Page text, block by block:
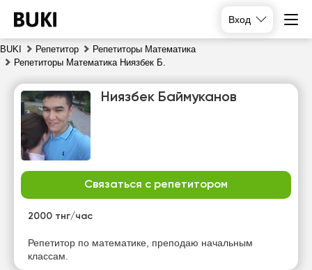
Вход
BUKI Репетитор
Репетиторы Математика
Репетиторы Математика Ниязбек Б.
Ниязбек Баймуканов
Связаться с репетитором
2000 тнг/час
Репетитор по математике, преподаю начальным
классам.
вт
ср
20:00 19:30 19:00